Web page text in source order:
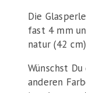
Die
fast 4 mm
natur (42
Wünschst
anderen